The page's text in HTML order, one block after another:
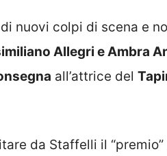
nuovi colpi di scena e
Allegri e Ambra
all’attrice del
da Staffelli il